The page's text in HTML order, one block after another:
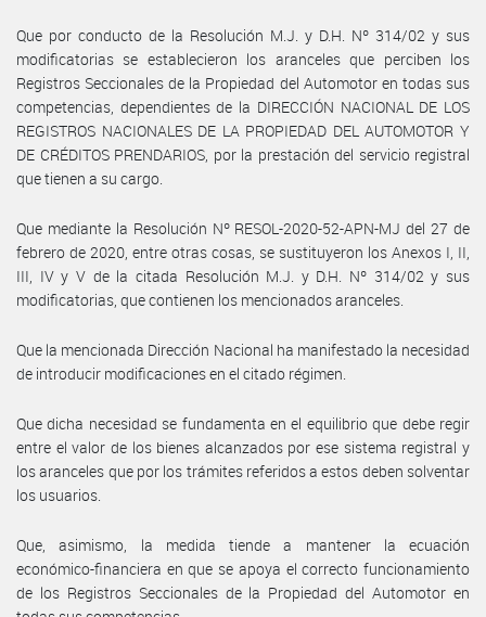
Que por conducto de la Resolución M.J. y D.H. Nº 314/02 y sus
modificatorias se establecieron los aranceles que perciben los
Registros Seccionales de la Propiedad del Automotor en todas sus
competencias, dependientes de la DIRECCIÓN NACIONAL DE LOS
REGISTROS NACIONALES DE LA PROPIEDAD DEL AUTOMOTOR Y
DE CRÉDITOS PRENDARIOS, por la prestación del servicio registral
que tienen a su cargo.
Que mediante la Resolución Nº RESOL-2020-52-APN-MJ del 27 de
febrero de 2020, entre otras cosas, se sustituyeron los Anexos I, II,
III, IV y V de la citada Resolución M.J. y D.H. Nº 314/02 y sus
modificatorias, que contienen los mencionados aranceles.
Que la mencionada Dirección Nacional ha manifestado la necesidad
de introducir modificaciones en el citado régimen.
Que dicha necesidad se fundamenta en el equilibrio que debe regir
entre el valor de los bienes alcanzados por ese sistema registral y
los aranceles que por los trámites referidos a estos deben solventar
los usuarios.
Que, asimismo, la medida tiende a mantener la ecuación
económico-financiera en que se apoya el correcto funcionamiento
de los Registros Seccionales de la Propiedad del Automotor en